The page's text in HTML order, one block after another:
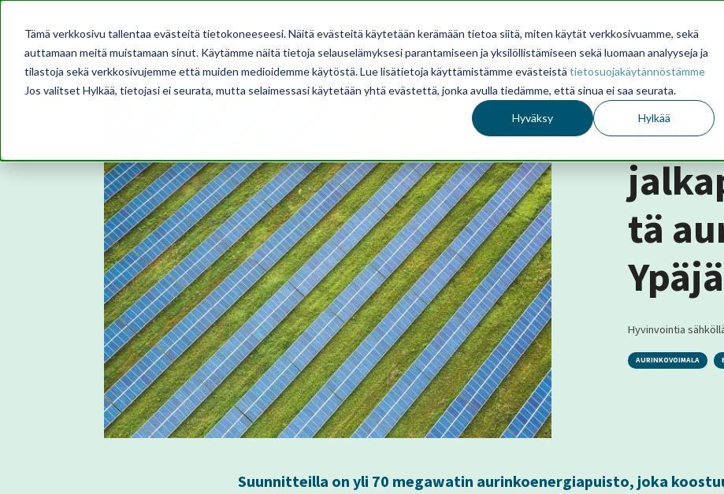
Tämä verkkosivu tallentaa evästeitä tietokoneeseesi. Näitä evästeitä käytetään kerämään tietoa siitä, miten käytät verkkosivuamme, sekä
auttamaan meitä muistamaan sinut. Käytämme näitä tietoja selauselämyksesi parantamiseen ja yksilöllistämiseen sekä luomaan analyyseja ja
tilastoja sekä verkkosivujemme että muiden medioidemme käytöstä. Lue lisätietoja käyttämistämme evästeistä tietosuojakäytännöstämme
Jos valitset Hylkää, tietojasi ei seurata, mutta selaimessasi käytetään yhtä evästettä, jonka avulla tiedämme, että sinua ei saa seurata.
Hyväksy Hylkää
146
tä
Hyvinvointia
AURINKOVOIMALA
Suunnitteilla on yli 70 megawatin aurinkoenergiapuisto, joka